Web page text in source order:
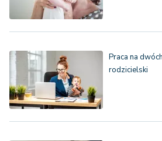
Praca na
rodzicielski